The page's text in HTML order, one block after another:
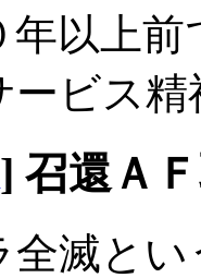
年以上
ービス
] 召還Ａ
全滅と